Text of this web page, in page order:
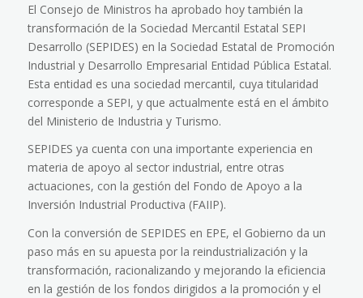
El Consejo de Ministros ha aprobado hoy también la
transformación de la Sociedad Mercantil Estatal SEPI
Desarrollo (SEPIDES) en la Sociedad Estatal de Promoción
Industrial y Desarrollo Empresarial Entidad Pública Estatal.
Esta entidad es una sociedad mercantil, cuya titularidad
corresponde a SEPI, y que actualmente está en el ámbito
del Ministerio de Industria y Turismo.
SEPIDES ya cuenta con una importante experiencia en
materia de apoyo al sector industrial, entre otras
actuaciones, con la gestión del Fondo de Apoyo a la
Inversión Industrial Productiva (FAIIP).
Con la conversión de SEPIDES en EPE, el Gobierno da un
paso más en su apuesta por la reindustrialización y la
transformación, racionalizando y mejorando la eficiencia
en la gestión de los fondos dirigidos a la promoción y el